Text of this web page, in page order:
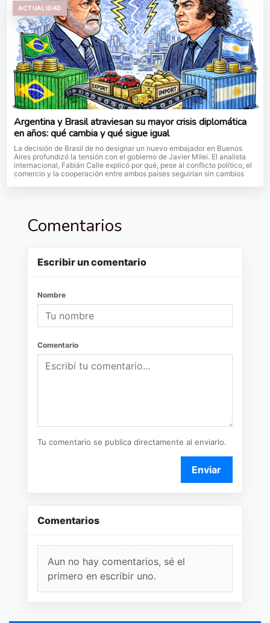
ACTUALIDAD
Argentina y Brasil atraviesan su mayor crisis diplomática
en años: qué cambia y qué sigue igual
La decisión de Brasil de no designar un nuevo embajador en Buenos
Aires profundizó la tensión con el gobierno de Javier Milei. El analista
internacional, Fabián Calle explicó por qué, pese al conflicto político, el
comercio y la cooperación entre ambos países seguirían sin cambios
Comentarios
Escribir un comentario
Nombre
Comentario
Tu comentario se publica directamente al enviarlo.
Enviar
Comentarios
Aun no hay comentarios, sé el
primero en escribir uno.